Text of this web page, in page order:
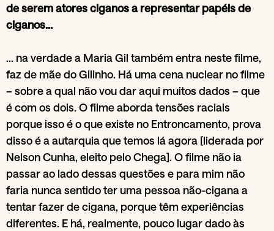
de serem atores ciganos a representar papéis de
ciganos…
… na verdade a Maria Gil também entra neste filme,
faz de mãe do Gilinho. Há uma cena nuclear no filme
– sobre a qual não vou dar aqui muitos dados – que
é com os dois. O filme aborda tensões raciais
porque isso é o que existe no Entroncamento, prova
disso é a autarquia que temos lá agora [liderada por
Nelson Cunha, eleito pelo Chega]. O filme não ia
passar ao lado dessas questões e para mim não
faria nunca sentido ter uma pessoa não-cigana a
tentar fazer de cigana, porque têm experiências
diferentes. E há, realmente, pouco lugar dado às